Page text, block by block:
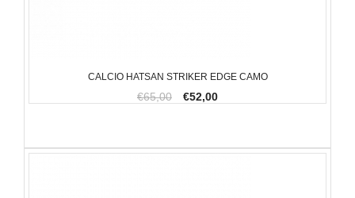
CALCIO HATSAN STRIKER EDGE CAMO
€65,00 €52,00